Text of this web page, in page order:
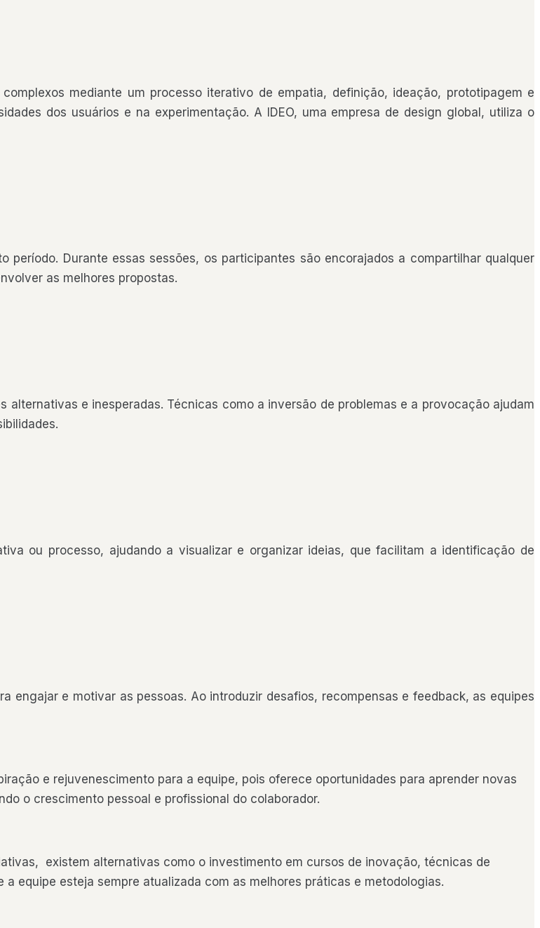
mediante um processo iterativo de empatia, definição, ideação, prototipagem e
dos usuários e na experimentação. A IDEO, uma empresa de design global, utiliza o
Durante essas sessões, os participantes são encorajados a compartilhar qualquer
as melhores propostas.
alternativas e inesperadas. Técnicas como a inversão de problemas e a provocação ajudam
ou processo, ajudando a visualizar e organizar ideias, que facilitam a identificação de
engajar e motivar as pessoas. Ao introduzir desafios, recompensas e feedback, as equipes
e rejuvenescimento para a equipe, pois oferece oportunidades para aprender novas
o crescimento pessoal e profissional do colaborador.
existem alternativas como o investimento em cursos de inovação, técnicas de
equipe esteja sempre atualizada com as melhores práticas e metodologias.